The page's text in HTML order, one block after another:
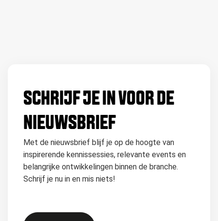
SCHRIJF JE IN VOOR DE
NIEUWSBRIEF
Met de nieuwsbrief blijf je op de hoogte van
inspirerende kennissessies, relevante events en
belangrijke ontwikkelingen binnen de branche.
Schrijf je nu in en mis niets!